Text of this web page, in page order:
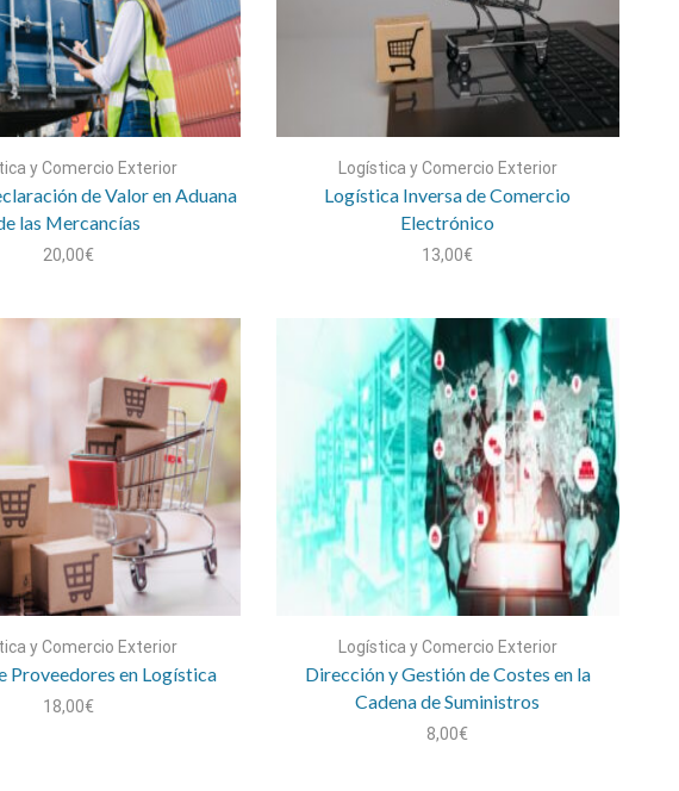
y Comercio Exterior
de Valor en Aduana
las Mercancías
20,00€
Logística y Comercio Exterior
Logística Inversa de Comercio
Electrónico
13,00€
y Comercio Exterior
Proveedores en Logística
18,00€
Logística y Comercio Exterior
Dirección y Gestión de Costes en la
Cadena de Suministros
8,00€